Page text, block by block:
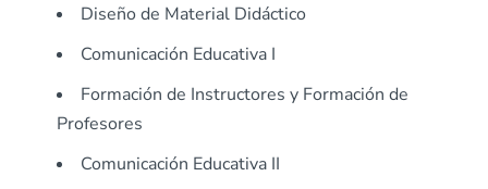
Diseño de Material Didáctico
Comunicación Educativa I
Formación de Instructores y Formación de
Profesores
Comunicación Educativa II